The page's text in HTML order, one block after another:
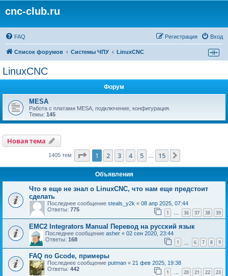
cnc-club.ru
FAQ Вход
Регистрация
Список форумов Системы ЧПУ LinuxCNC
LinuxCNC
Форум
MESA
Работа с платами MESA, подключение, конфигурация.
Темы: 145
Новая тема
1405 тем Страница из 15
1 2 3 4 5 15
Объявления
Что я еще не знал о LinuxCNC, что нам еще предстоит
сделать
Последнее сообщение steals_y2k « 08 апр 2025, 07:44
Ответы: 775 1 … 36 37 38 39
EMC2 Integrators Manual Перевод на русский язык
Последнее сообщение asher « 02 сен 2020, 23:44
Ответы: 168 1 6 7 8 9
FAQ по Gcode, примеры
Последнее сообщение putman « 21 фев 2025, 19:38
Ответы: 442 1 … 20 21 22 23